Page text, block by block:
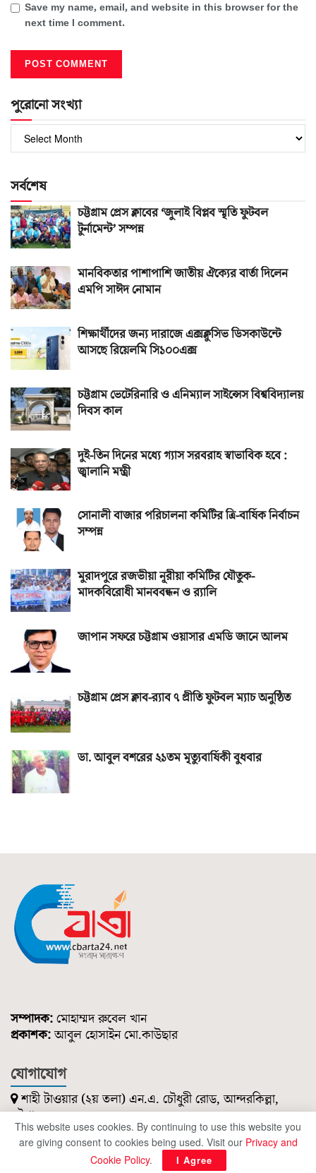
Save my name, email, and website in this browser for the
next time I comment.
পুরোনো সংখ্যা
পুরোনো
সংখ্যা
সর্বশেষ
চট্টগ্রাম প্রেস ক্লাবের ‘জুলাই বিপ্লব স্মৃতি ফুটবল
টুর্নামেন্ট’ সম্পন্ন
মানবিকতার পাশাপাশি জাতীয় ঐক্যের বার্তা দিলেন
এমপি সাঈদ নোমান
শিক্ষার্থীদের জন্য দারাজে এক্সক্লুসিভ ডিসকাউন্টে
আসছে রিয়েলমি সি১০০এক্স
চট্টগ্রাম ভেটেরিনারি ও এনিম্যাল সাইন্সেস বিশ্ববিদ্যালয়
দিবস কাল
দুই-তিন দিনের মধ্যে গ্যাস সরবরাহ স্বাভাবিক হবে :
জ্বালানি মন্ত্রী
সোনালী বাজার পরিচালনা কমিটির ত্রি-বার্ষিক নির্বাচন
সম্পন্ন
মুরাদপুরে রজভীয়া নূরীয়া কমিটির যৌতুক-
মাদকবিরোধী মানববন্ধন ও র‌্যালি
জাপান সফরে চট্টগ্রাম ওয়াসার এমডি জানে আলম
চট্টগ্রাম প্রেস ক্লাব-র‌্যাব ৭ প্রীতি ফুটবল ম্যাচ অনুষ্ঠিত
ডা. আবুল বশরের ২১তম মৃত্যুবার্ষিকী বুধবার
সম্পাদক: মোহাম্মদ রুবেল খান
প্রকাশক:আবুল হোসাইন মো.কাউছার
যোগাযোগ
শাহী টাওয়ার (২য় তলা) এন.এ. চৌধুরী রোড, আন্দরকিল্লা,
চট্টগ্রাম।
০১৮৫১ ২১৪ ৭৪৭
cbartanews@gmail.com
This website uses cookies. By continuing to use this website you
are giving consent to cookies being used. Visit our Privacy and
Cookie Policy. I Agree